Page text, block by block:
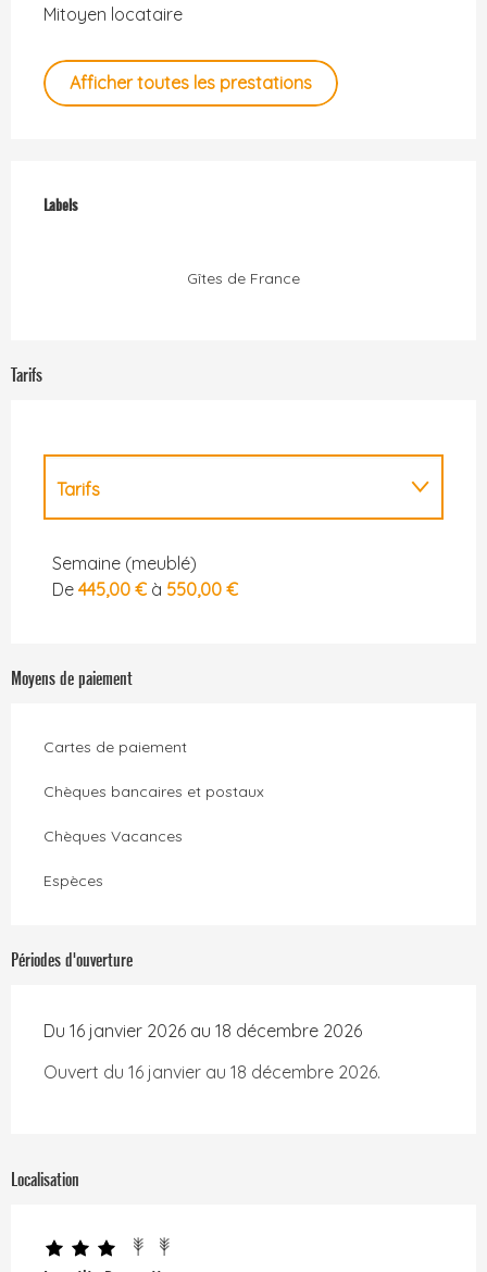
Mitoyen locataire
Afficher toutes les prestations
Labels
Labels
Gîtes de France
Tarifs
Tarifs
Tarifs 2027
Semaine (meublé)
De 445,00 € à 550,00 €
Moyens de paiement
Cartes de paiement
Chèques bancaires et postaux
Chèques Vacances
Espèces
Périodes d'ouverture
Du 16 janvier 2026 au 18 décembre 2026
Ouvert du 16 janvier au 18 décembre 2026.
Localisation